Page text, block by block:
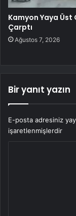
Kamyon Yaya Üst
Çarptı
Ağustos 7, 2026
Bir yanıt yazın
E-posta adresiniz
işaretlenmişlerdir